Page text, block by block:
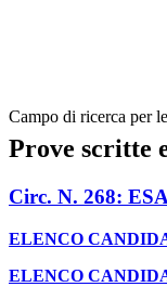
Campo di ricerca per
Prove scritte
Circ. N. 268:
ELENCO
ELENCO